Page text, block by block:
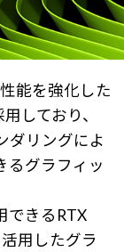
能を強化した
しており、
ダリングによ
るグラフィッ
できるRTX
用したグラ